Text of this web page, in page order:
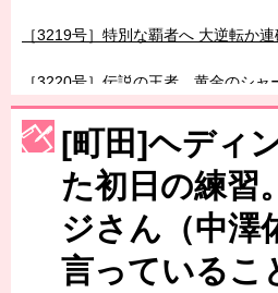
［3220号］伝説の王者、黄金のシャ
［3230号］世界一への夢は終わらない
［3223号］一丸。日本出陣
［3222号］史上最大のW杯開幕 注目
[町田]ヘディ
た初日の練習
ジさん（中澤
言っているこ